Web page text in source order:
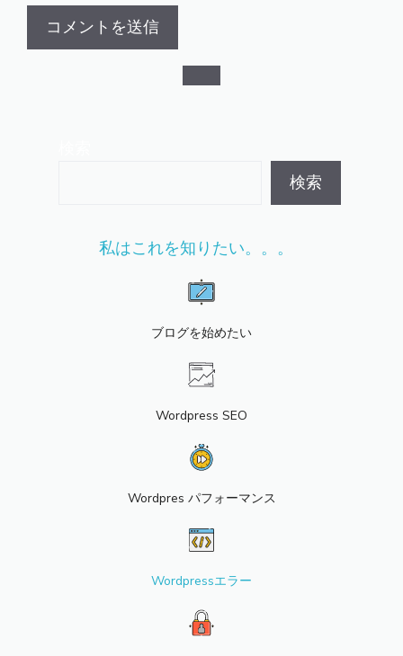
検索
私はこれを知りたい。。。
ブログを始めたい
Wordpress SEO
Wordpres パフォーマンス
Wordpressエラー